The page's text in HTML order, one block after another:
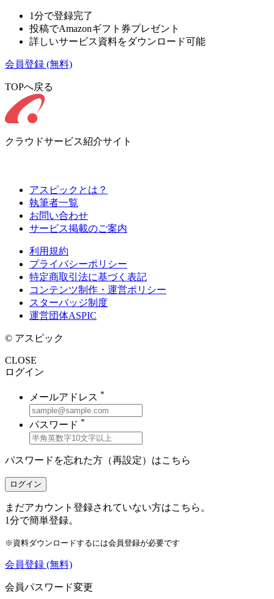
1分で登録完了
投稿でAmazonギフト券プレゼント
詳しいサービス資料をダウンロード可能
会員登録 (無料)
TOPへ戻る
クラウドサービス紹介サイト
アスピックとは？
執筆者一覧
お問い合わせ
サービス掲載のご案内
利用規約
プライバシーポリシー
特定商取引法に基づく表記
コンテンツ制作・運営ポリシー
スターバッジ制度
運営団体ASPIC
© アスピック
CLOSE
ログイン
メールアドレス *
パスワード *
パスワードを忘れた方（再設定）はこちら
ログイン
まだアカウント登録されていない方はこちら。
1分で簡単登録。
※資料ダウンロードするには会員登録が必要です
会員登録 (無料)
会員パスワード変更